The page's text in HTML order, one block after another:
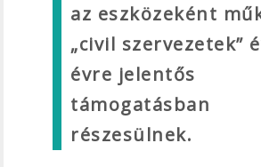
az eszközeként
„civil szervezetek”
évre jelentős
támogatásban
részesülnek.